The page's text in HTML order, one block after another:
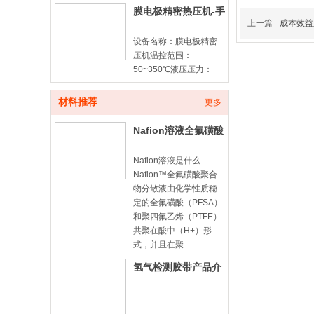
膜电极精密热压机-手
设备名称：膜电极精密
压机温控范围：
50~350℃液压压力：
10ton计时器：100min
子交换膜（PEM）与两
材料推荐 更多
Nafion溶液全氟磺酸
Nafion溶液是什么
Nafion™全氟磺酸聚合
物分散液由化学性质稳
定的全氟磺酸（PFSA）
和聚四氟乙烯（PTFE）
共聚在酸中（H+）形
式，并且在聚
氢气检测胶带产品介
上一篇 成本效